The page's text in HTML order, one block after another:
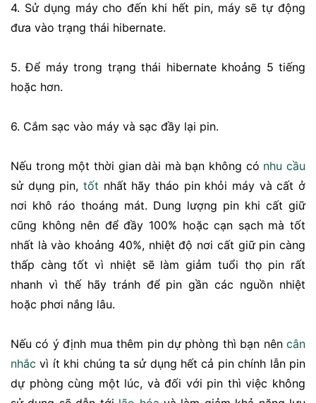
4. Sử dụng máy cho đến khi hết pin, máy sẽ tự động
đưa vào trạng thái hibernate.
5. Để máy trong trạng thái hibernate khoảng 5 tiếng
hoặc hơn.
6. Cắm sạc vào máy và sạc đầy lại pin.
Nếu trong một thời gian dài mà bạn không có nhu cầu
sử dụng pin, tốt nhất hãy tháo pin khỏi máy và cất ở
nơi khô ráo thoáng mát. Dung lượng pin khi cất giữ
cũng không nên để đầy 100% hoặc cạn sạch mà tốt
nhất là vào khoảng 40%, nhiệt độ nơi cất giữ pin càng
thấp càng tốt vì nhiệt sẽ làm giảm tuổi thọ pin rất
nhanh vì thế hãy tránh để pin gần các nguồn nhiệt
hoặc phơi nắng lâu.
Nếu có ý định mua thêm pin dự phòng thì bạn nên cân
nhắc vì ít khi chúng ta sử dụng hết cả pin chính lẫn pin
dự phòng cùng một lúc, và đối với pin thì việc không